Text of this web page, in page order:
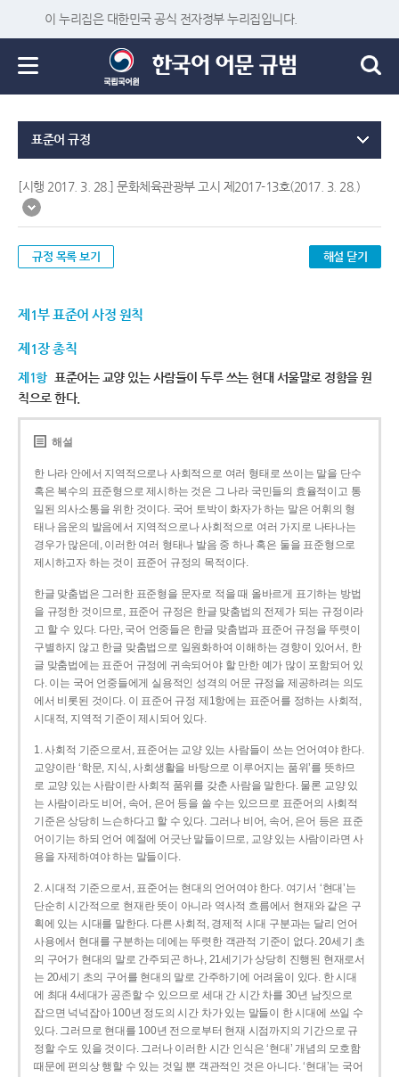
이 누리집은 대한민국 공식 전자정부 누리집입니다.
표준어 규정
[시행 2017. 3. 28.] 문화체육관광부 고시 제2017-13호(2017. 3. 28.)
규정 목록 보기 해설 닫기
제1부 표준어 사정 원칙
제1장 총칙
제1항 표준어는 교양 있는 사람들이 두루 쓰는 현대 서울말로 정함을 원
칙으로 한다.
해설
한 나라 안에서 지역적으로나 사회적으로 여러 형태로 쓰이는 말을 단수
혹은 복수의 표준형으로 제시하는 것은 그 나라 국민들의 효율적이고 통
일된 의사소통을 위한 것이다. 국어 토박이 화자가 하는 말은 어휘의 형
태나 음운의 발음에서 지역적으로나 사회적으로 여러 가지로 나타나는
경우가 많은데, 이러한 여러 형태나 발음 중 하나 혹은 둘을 표준형으로
제시하고자 하는 것이 표준어 규정의 목적이다.
한글 맞춤법은 그러한 표준형을 문자로 적을 때 올바르게 표기하는 방법
을 규정한 것이므로, 표준어 규정은 한글 맞춤법의 전제가 되는 규정이라
고 할 수 있다. 다만, 국어 언중들은 한글 맞춤법과 표준어 규정을 뚜렷이
구별하지 않고 한글 맞춤법으로 일원화하여 이해하는 경향이 있어서, 한
글 맞춤법에는 표준어 규정에 귀속되어야 할 만한 예가 많이 포함되어 있
다. 이는 국어 언중들에게 실용적인 성격의 어문 규정을 제공하려는 의도
에서 비롯된 것이다. 이 표준어 규정 제1항에는 표준어를 정하는 사회적,
시대적, 지역적 기준이 제시되어 있다.
1. 사회적 기준으로서, 표준어는 교양 있는 사람들이 쓰는 언어여야 한다.
교양이란 ‘학문, 지식, 사회생활을 바탕으로 이루어지는 품위’를 뜻하므
로 교양 있는 사람이란 사회적 품위를 갖춘 사람을 말한다. 물론 교양 있
는 사람이라도 비어, 속어, 은어 등을 쓸 수는 있으므로 표준어의 사회적
기준은 상당히 느슨하다고 할 수 있다. 그러나 비어, 속어, 은어 등은 표준
어이기는 하되 언어 예절에 어긋난 말들이므로, 교양 있는 사람이라면 사
용을 자제하여야 하는 말들이다.
2. 시대적 기준으로서, 표준어는 현대의 언어여야 한다. 여기서 ‘현대’는
단순히 시간적으로 현재란 뜻이 아니라 역사적 흐름에서 현재와 같은 구
획에 있는 시대를 말한다. 다른 사회적, 경제적 시대 구분과는 달리 언어
사용에서 현대를 구분하는 데에는 뚜렷한 객관적 기준이 없다. 20세기 초
의 구어가 현대의 말로 간주되곤 하나, 21세기가 상당히 진행된 현재로서
는 20세기 초의 구어를 현대의 말로 간주하기에 어려움이 있다. 한 시대
에 최대 4세대가 공존할 수 있으므로 세대 간 시간 차를 30년 남짓으로
잡으면 넉넉잡아 100년 정도의 시간 차가 있는 말들이 한 시대에 쓰일 수
있다. 그러므로 현대를 100년 전으로부터 현재 시점까지의 기간으로 규
정할 수도 있을 것이다. 그러나 이러한 시간 인식은 ‘현대’ 개념의 모호함
때문에 편의상 행할 수 있는 것일 뿐 객관적인 것은 아니다. ‘현대’는 국어